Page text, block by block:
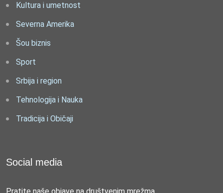
Kultura i umetnost
Severna Amerika
Šou biznis
Sport
Srbija i region
Tehnologija i Nauka
Tradicija i Običaji
Social media